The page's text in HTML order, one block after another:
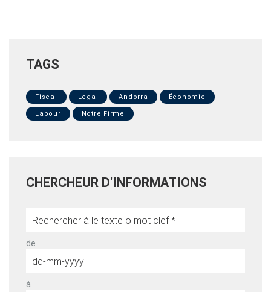
TAGS
Fiscal Legal Andorra Économie
Labour Notre Firme
CHERCHEUR D'INFORMATIONS
de
à